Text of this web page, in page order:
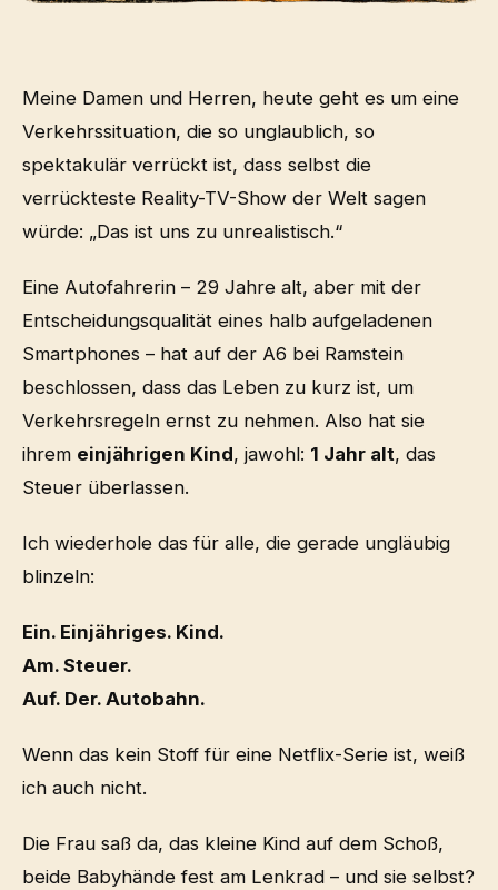
Meine Damen und Herren, heute geht es um eine
Verkehrssituation, die so unglaublich, so
spektakulär verrückt ist, dass selbst die
verrückteste Reality-TV-Show der Welt sagen
würde: „Das ist uns zu unrealistisch.“
Eine Autofahrerin – 29 Jahre alt, aber mit der
Entscheidungsqualität eines halb aufgeladenen
Smartphones – hat auf der A6 bei Ramstein
beschlossen, dass das Leben zu kurz ist, um
Verkehrsregeln ernst zu nehmen. Also hat sie
ihrem einjährigen Kind, jawohl: 1 Jahr alt, das
Steuer überlassen.
Ich wiederhole das für alle, die gerade ungläubig
blinzeln:
Ein. Einjähriges. Kind.
Am. Steuer.
Auf. Der. Autobahn.
Wenn das kein Stoff für eine Netflix-Serie ist, weiß
ich auch nicht.
Die Frau saß da, das kleine Kind auf dem Schoß,
beide Babyhände fest am Lenkrad – und sie selbst?